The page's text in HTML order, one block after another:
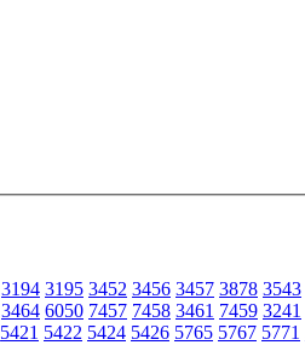
3194 3195 3452 3456 3457 3878 3543
3464 6050 7457 7458 3461 7459 3241
5421 5422 5424 5426 5765 5767 5771